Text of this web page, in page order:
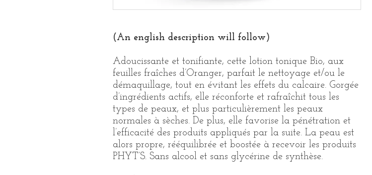
(An english description will follow)
Adoucissante et tonifiante, cette lotion tonique Bio, aux
feuilles fraîches d’Oranger, parfait le nettoyage et/ou le
démaquillage, tout en évitant les effets du calcaire. Gorgée
d’ingrédients actifs, elle réconforte et rafraîchit tous les
types de peaux, et plus particulièrement les peaux
normales à sèches. De plus, elle favorise la pénétration et
l’efficacité des produits appliqués par la suite. La peau est
alors propre, rééquilibrée et boostée à recevoir les produits
PHYT’S. Sans alcool et sans glycérine de synthèse.